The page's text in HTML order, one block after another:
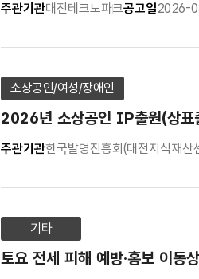
주관기관대전테크노파크공고일2026-
소상공인/여성/장애인
2026년 소상공인 IP출원(상표
주관기관한국발명진흥회(대전지식재산
기타
토요 전세 피해 예방·홍보 이동